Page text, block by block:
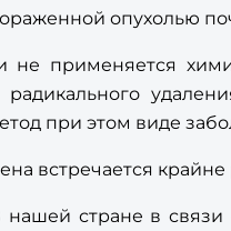
опухолью
не применяется
радикального
при этом виде
встречается
нашей стране в